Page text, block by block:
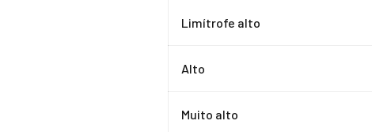
Limítrofe alto
Alto
Muito alto